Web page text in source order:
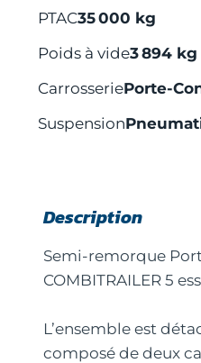
PTAC35 000 kg
Poids à vide3 894 kg
CarrosseriePorte-
Suspension
Description
Semi-remorque
COMBITRAILER 5
L’ensemble est
composé de deux